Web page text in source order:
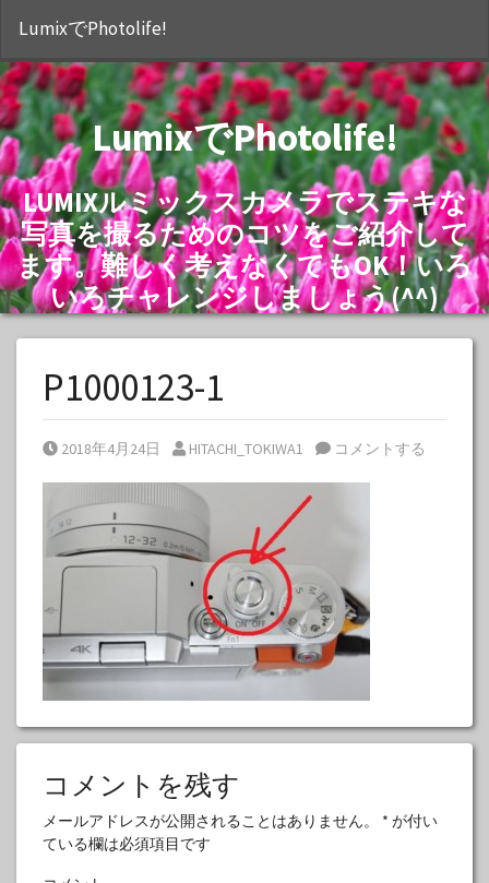
LumixでPhotolife!
LumixでPhotolife!
LUMIXルミックスカメラでステキな
写真を撮るためのコツをご紹介して
ます。難しく考えなくてもOK！いろ
いろチャレンジしましょう(^^)
P1000123-1
Posted on
2018年4月24日 Posted by
HITACHI_TOKIWA1 コメントする
コメントを残す
メールアドレスが公開されることはありません。 * が付い
ている欄は必須項目です